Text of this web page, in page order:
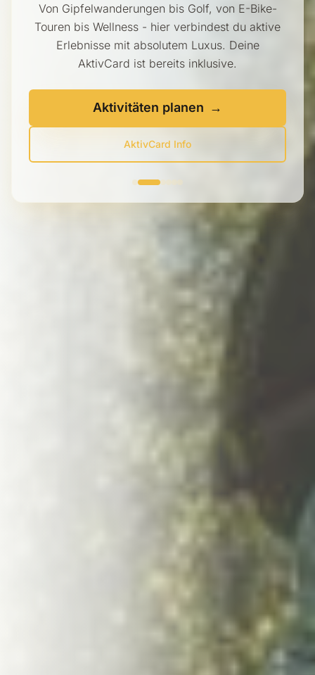
Von Gipfelwanderungen bis Golf, von E-Bike-
Touren bis Wellness - hier verbindest du aktive
Erlebnisse mit absolutem Luxus. Deine
AktivCard ist bereits inklusive.
Aktivitäten planen →
AktivCard Info